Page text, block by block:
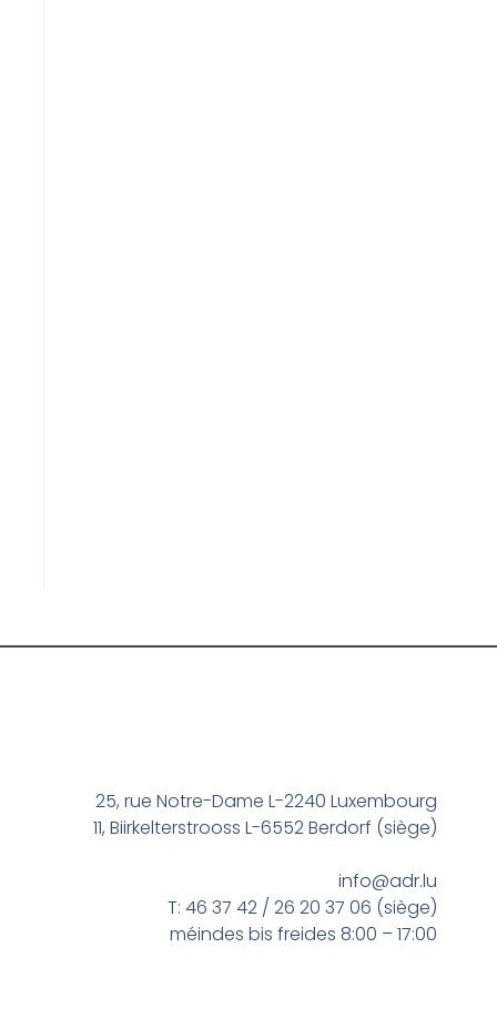
25, rue Notre-Dame L-2240 Luxembourg
11, Biirkelterstrooss L-6552 Berdorf (siège)
info@adr.lu
T: 46 37 42 / 26 20 37 06 (siège)
méindes bis freides 8:00 – 17:00